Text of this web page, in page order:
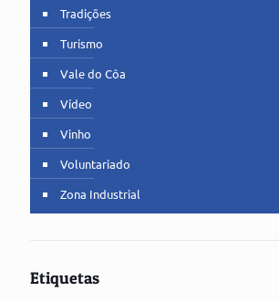
Tradições
Turismo
Vale do Côa
Vídeo
Vinho
Voluntariado
Zona Industrial
Etiquetas